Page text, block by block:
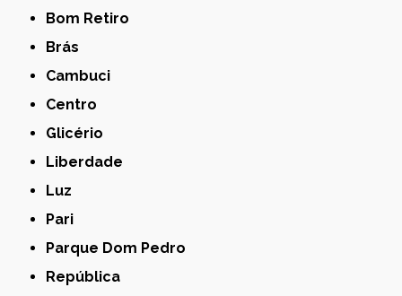
Bom Retiro
Brás
Cambuci
Centro
Glicério
Liberdade
Luz
Pari
Parque Dom Pedro
República